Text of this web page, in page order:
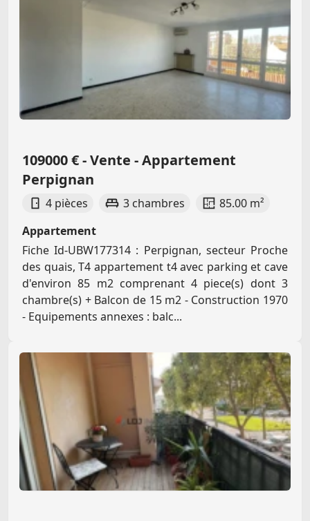
109000 € - Vente - Appartement
Perpignan
4 pièces 3 chambres
85.00 m²
Appartement
Fiche Id-UBW177314 : Perpignan, secteur Proche
des quais, T4 appartement t4 avec parking et cave
d'environ 85 m2 comprenant 4 piece(s) dont 3
chambre(s) + Balcon de 15 m2 - Construction 1970
- Equipements annexes : balc...